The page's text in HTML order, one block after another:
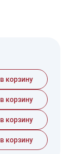
корзину
корзину
корзину
корзину